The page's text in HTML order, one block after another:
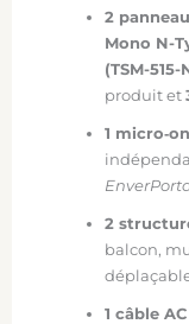
2
Mono N-
(TSM-515-
produit et
1
2
balcon,
1 câble